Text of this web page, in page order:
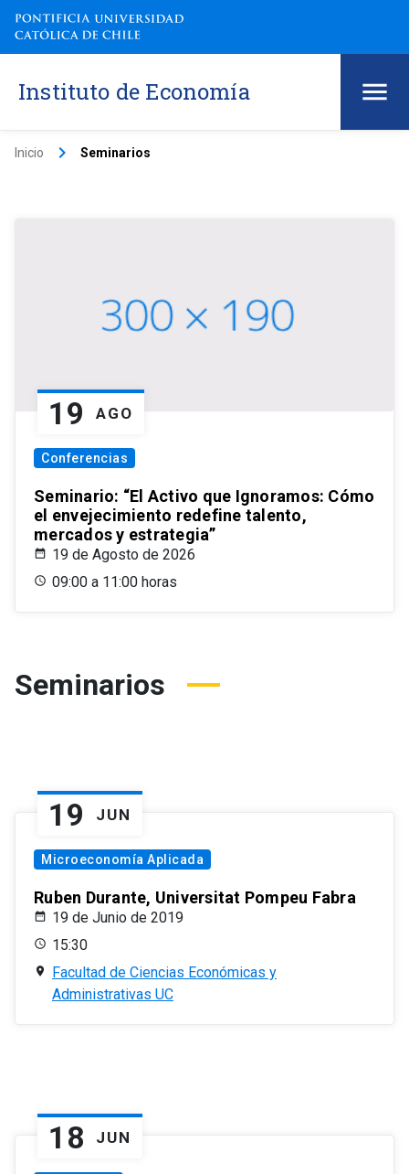
Instituto de Economía
Inicio keyboard_arrow_right Seminarios
19 AGO
Conferencias
Seminario: “El Activo que Ignoramos: Cómo
el envejecimiento redefine talento,
mercados y estrategia”
19 de Agosto de 2026
09:00 a 11:00 horas
Seminarios
19 JUN
Microeconomía Aplicada
Ruben Durante, Universitat Pompeu Fabra
19 de Junio de 2019
15:30
Facultad de Ciencias Económicas y
Administrativas UC
18 JUN